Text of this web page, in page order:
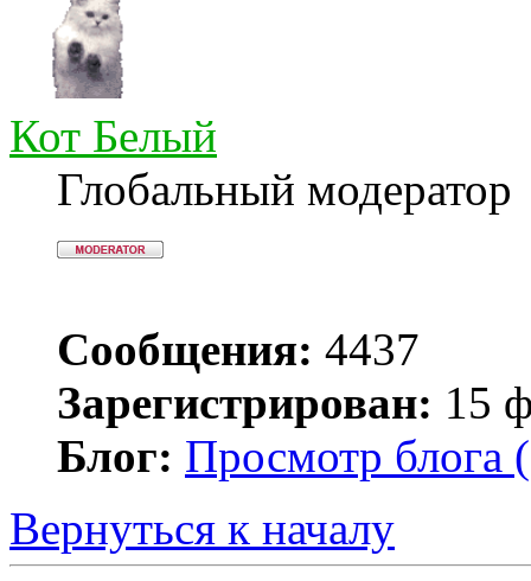
Кот Белый
Глобальный модератор
Сообщения: 4437
Зарегистрирован: 15
Блог: Просмотр блога
Вернуться к началу